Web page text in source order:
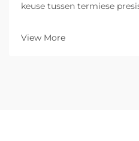
keuse tussen termiese
gereedskap soos skêre,
View More